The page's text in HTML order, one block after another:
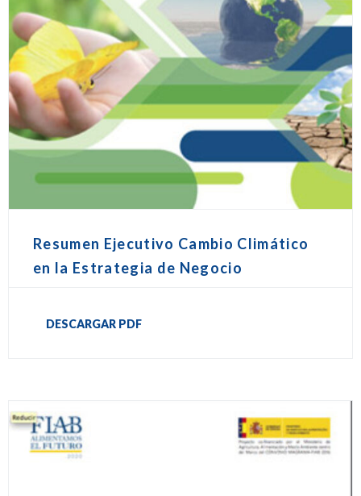
Resumen Ejecutivo Cambio Climático
en la Estrategia de Negocio
DESCARGAR PDF